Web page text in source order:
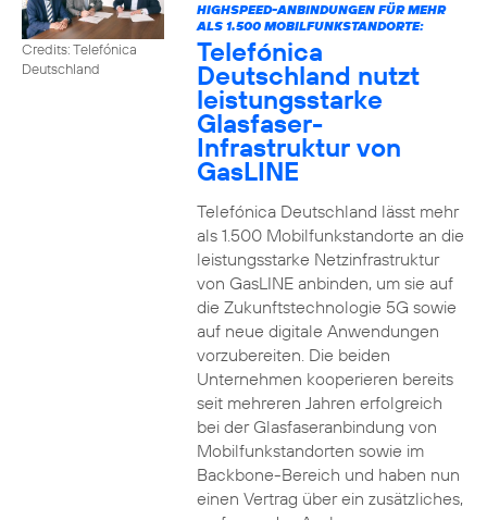
Credits: Telefónica
Deutschland
HIGHSPEED-ANBINDUNGEN FÜR MEHR
ALS 1.500 MOBILFUNKSTANDORTE:
Telefónica
Deutschland nutzt
leistungsstarke
Glasfaser-
Infrastruktur von
GasLINE
Telefónica Deutschland lässt mehr
als 1.500 Mobilfunkstandorte an die
leistungsstarke Netzinfrastruktur
von GasLINE anbinden, um sie auf
die Zukunftstechnologie 5G sowie
auf neue digitale Anwendungen
vorzubereiten. Die beiden
Unternehmen kooperieren bereits
seit mehreren Jahren erfolgreich
bei der Glasfaseranbindung von
Mobilfunkstandorten sowie im
Backbone-Bereich und haben nun
einen Vertrag über ein zusätzliches,